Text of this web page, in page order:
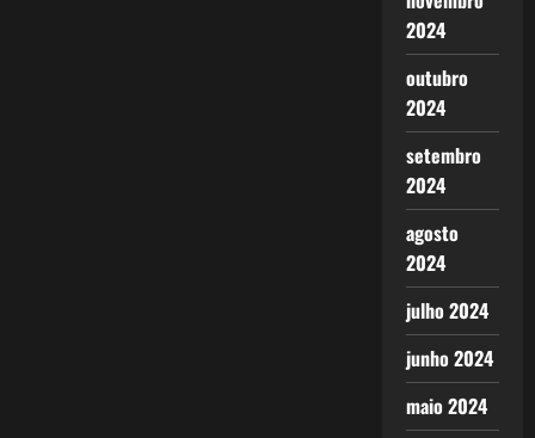
2024
outubro
2024
setembro
2024
agosto
2024
julho 2024
junho 2024
maio 2024